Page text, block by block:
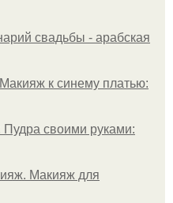
свадьбы - арабская
к синему платью:
своими руками:
Макияж для